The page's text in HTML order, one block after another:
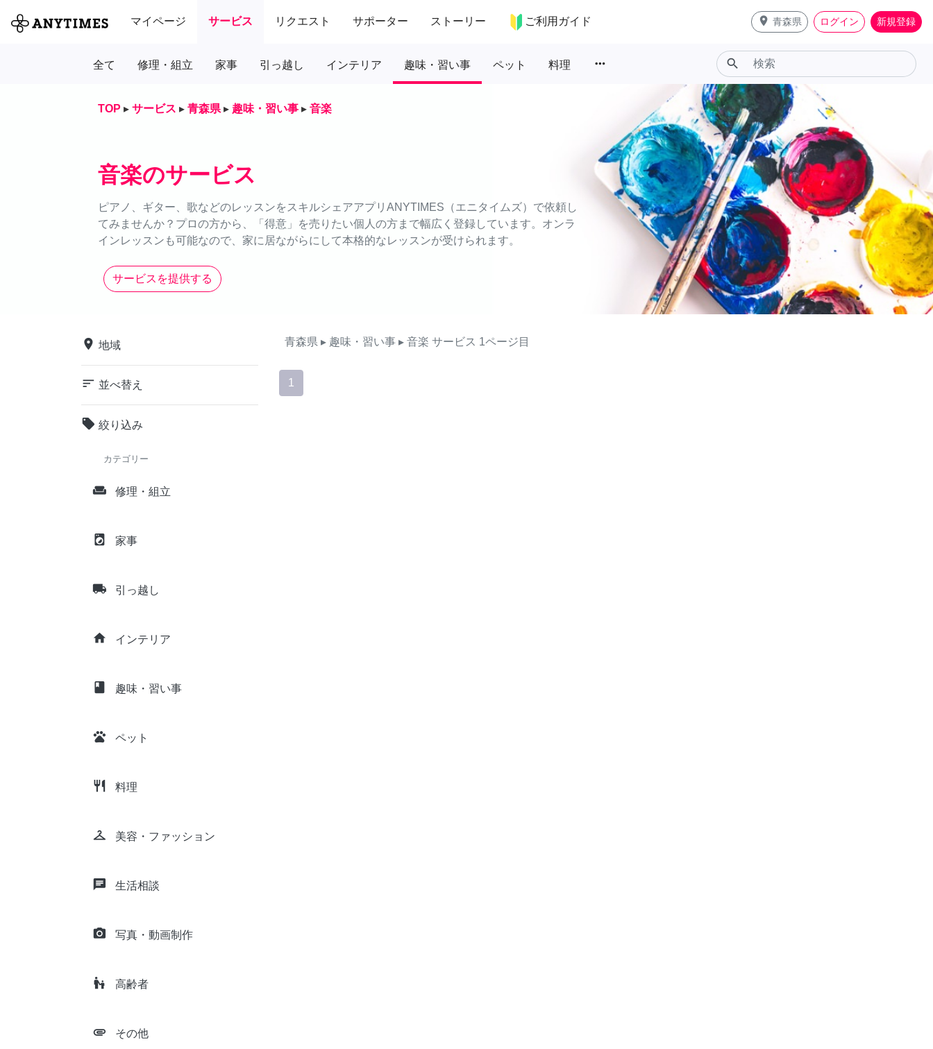
マイページ サービス リクエスト サポーター ストーリー ご利用ガイド place 青森県 ログイン 新規登録
全て 修理・組立 家事 引っ越し インテリア 趣味・習い事 ペット 料理 more_horiz search
TOP ▸ サービス ▸ 青森県 ▸ 趣味・習い事 ▸ 音楽
音楽のサービス
ピアノ、ギター、歌などのレッスンをスキルシェアアプリANYTIMES（エニタイムズ）で依頼し
てみませんか？プロの方から、「得意」を売りたい個人の方まで幅広く登録しています。オンラ
インレッスンも可能なので、家に居ながらにして本格的なレッスンが受けられます。
サービスを提供する
place 地域
sort 並べ替え
local_offer 絞り込み
カテゴリー
weekend 修理・組立
local_laundry_service 家事
local_shipping 引っ越し
home インテリア
class 趣味・習い事
pets ペット
restaurant 料理
checkroom 美容・ファッション
chat 生活相談
camera_alt 写真・動画制作
escalator_warning 高齢者
attachment その他
青森県 ▸ 趣味・習い事 ▸ 音楽 サービス 1ページ目
1